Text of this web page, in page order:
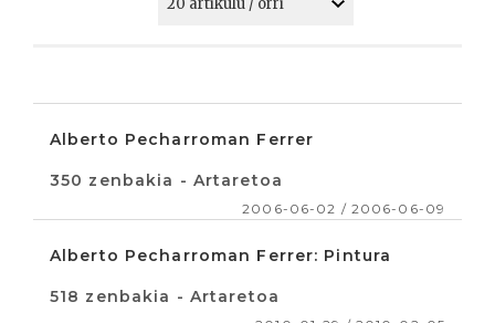
Alberto Pecharroman Ferrer
350 zenbakia - Artaretoa
2006-06-02 / 2006-06-09
Alberto Pecharroman Ferrer: Pintura
518 zenbakia - Artaretoa